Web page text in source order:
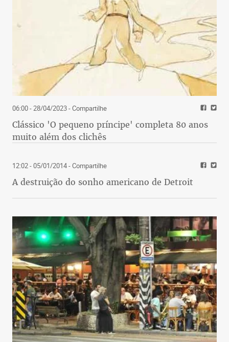
06:00 - 28/04/2023- Compartilhe
Clássico 'O pequeno príncipe' completa 80 anos
muito além dos clichês
12:02 - 05/01/2014- Compartilhe
A destruição do sonho americano de Detroit